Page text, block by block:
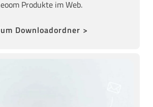
Produkte im Web.
Downloadordner >